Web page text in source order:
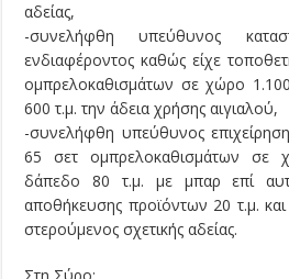
αδείας,
-συνελήφθη υπεύθυνος
ενδιαφέροντος καθώς είχε
ομπρελοκαθισμάτων σε χώρο
600 τ.μ. την άδεια χρήσης αιγιαλού,
-συνελήφθη υπεύθυνος
65 σετ ομπρελοκαθισμάτων σε
δάπεδο 80 τ.μ. με μπαρ επί
αποθήκευσης προϊόντων 20 τ.μ.
στερούμενος σχετικής αδείας.